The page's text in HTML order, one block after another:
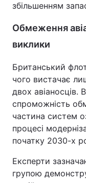
збільшенням
Обмеження
виклики
Британський
чого вистачає
двох авіаносців.
спроможність
частина систем
процесі
початку 2030-х
Експерти
групою